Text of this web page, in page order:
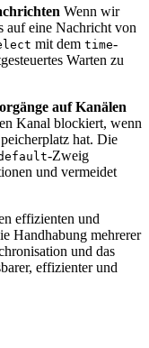
Wenn wir
auf eine Nachricht von
mit dem time-
Warten zu
auf Kanälen
Kanal blockiert, wenn
hat. Die
-Zweig
und vermeidet
effizienten und
Handhabung mehrerer
und das
effizienter und